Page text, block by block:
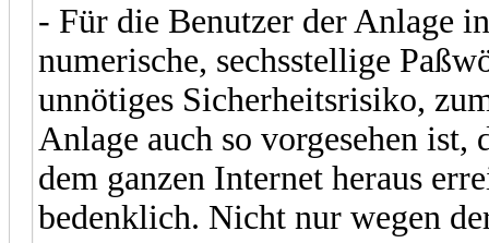
- Für die Benutzer der Anlage
numerische, sechsstellige
unnötiges Sicherheitsrisiko,
Anlage auch so vorgesehen
dem ganzen Internet heraus
bedenklich. Nicht nur wegen